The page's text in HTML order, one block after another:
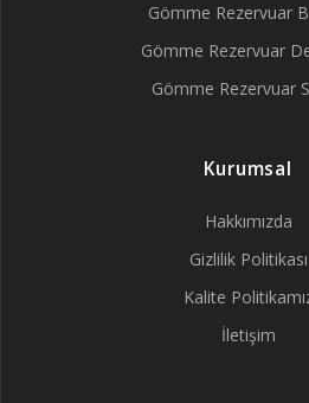
Gömme Rezervuar
Gömme Rezervuar
Gömme Rezervuar
Kurumsal
Hakkımızda
Gizlilik Politikası
Kalite
İletişim